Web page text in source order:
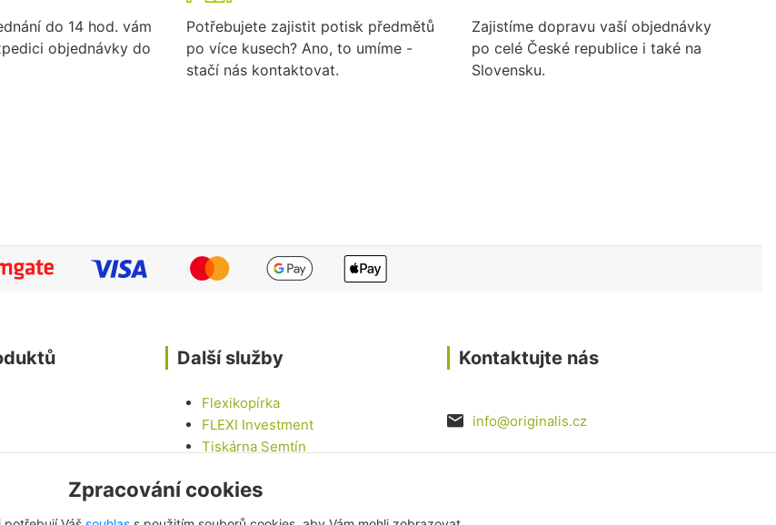
do 14 hod. vám
objednávky do
Potřebujete zajistit potisk předmětů
po více kusech? Ano, to umíme -
stačí nás kontaktovat.
Zajistíme dopravu vaší objednávky
po celé České republice i také na
Slovensku.
Další služby
Flexikopírka
FLEXI Investment
Tiskárna Semtín
Chalupa na vesnici
Kontaktujte nás
info@originalis.cz
Zpracování cookies